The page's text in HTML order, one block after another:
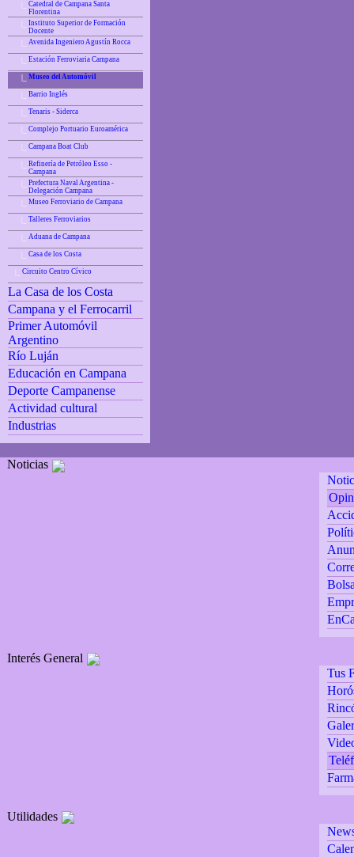
Catedral de Campana Santa
Florentina
Instituto Superior de Formación
Docente
Avenida Ingeniero Agustín Rocca
Estación Ferroviaria Campana
Museo del Automóvil
Barrio Inglés
Tenaris - Siderca
Complejo Portuario Euroamérica
Campana Boat Club
Refinería de Petróleo Esso -
Campana
Prefectura Naval Argentina -
Delegación Campana
Museo Ferroviario de Campana
Talleres Ferroviarios
Aduana de Campana
Casa de los Costa
Circuito Centro Cívico
La Casa de los Costa
Campana y el Ferrocarril
Primer Automóvil
Argentino
Río Luján
Educación en Campana
Deporte Campanense
Actividad cultural
Industrias
Noticias
Interés General
Tus
Utilidades